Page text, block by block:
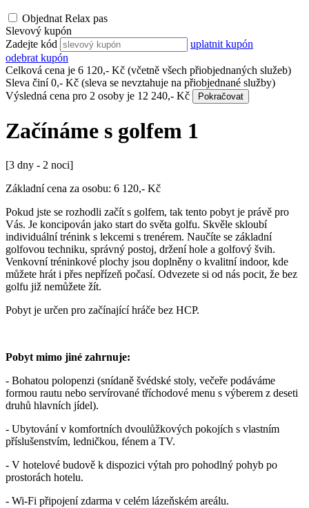
Objednat Relax pas
Slevový kupón
Zadejte kód
uplatnit kupón
odebrat kupón
Celková cena je 6 120,- Kč (včetně všech přiobjednaných služeb)
Sleva činí0,- Kč (sleva se nevztahuje na přiobjednané služby)
Výsledná cena pro 2 osoby je 12 240,- Kč Pokračovat
Začínáme s golfem 1
[3 dny - 2 noci]
Základní cena za osobu: 6 120,- Kč
Pokud jste se rozhodli začít s golfem, tak tento pobyt je právě pro
Vás. Je koncipován jako start do světa golfu. Skvěle skloubí
individuální trénink s lekcemi s trenérem. Naučíte se základní
golfovou techniku, správný postoj, držení hole a golfový švih.
Venkovní tréninkové plochy jsou doplněny o kvalitní indoor, kde
můžete hrát i přes nepřízeň počasí. Odvezete si od nás pocit, že bez
golfu již nemůžete žít.
Pobyt je určen pro začínající hráče bez HCP.
Pobyt mimo jiné zahrnuje:
- Bohatou polopenzi (snídaně švédské stoly, večeře podáváme
formou rautu nebo servírované tříchodové menu s výberem z deseti
druhů hlavních jídel).
- Ubytování v komfortních dvoulůžkových pokojích s vlastním
příslušenstvím, ledničkou, fénem a TV.
- V hotelové budově k dispozici výtah pro pohodlný pohyb po
prostorách hotelu.
- Wi-Fi připojení zdarma v celém lázeňském areálu.